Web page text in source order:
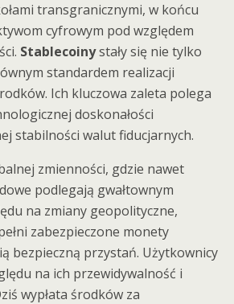
transgranicznymi, w końcu
cyfrowym pod względem
Stablecoinystały się nie tylko
standardem realizacji
Ich kluczowa zaleta polega
doskonałości
stabilności walut fiducjarnych.
zmienności, gdzie nawet
podlegają gwałtownym
na zmiany geopolityczne,
zabezpieczone monety
bezpieczną przystań. Użytkownicy
na ich przewidywalność i
wypłata środków za